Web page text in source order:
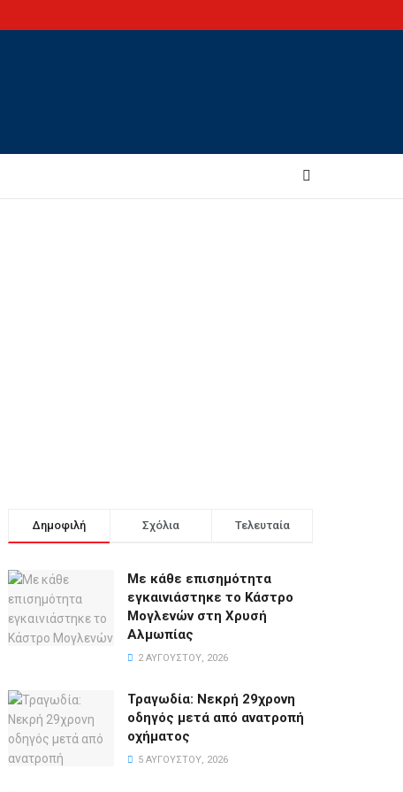
Δημοφιλή Σχόλια Τελευταία
Με κάθε επισημότητα
εγκαινιάστηκε το Κάστρο
Μογλενών στη Χρυσή
Αλμωπίας
2 ΑΥΓΟΎΣΤΟΥ, 2026
Τραγωδία: Νεκρή 29χρονη
οδηγός μετά από ανατροπή
οχήματος
5 ΑΥΓΟΎΣΤΟΥ, 2026